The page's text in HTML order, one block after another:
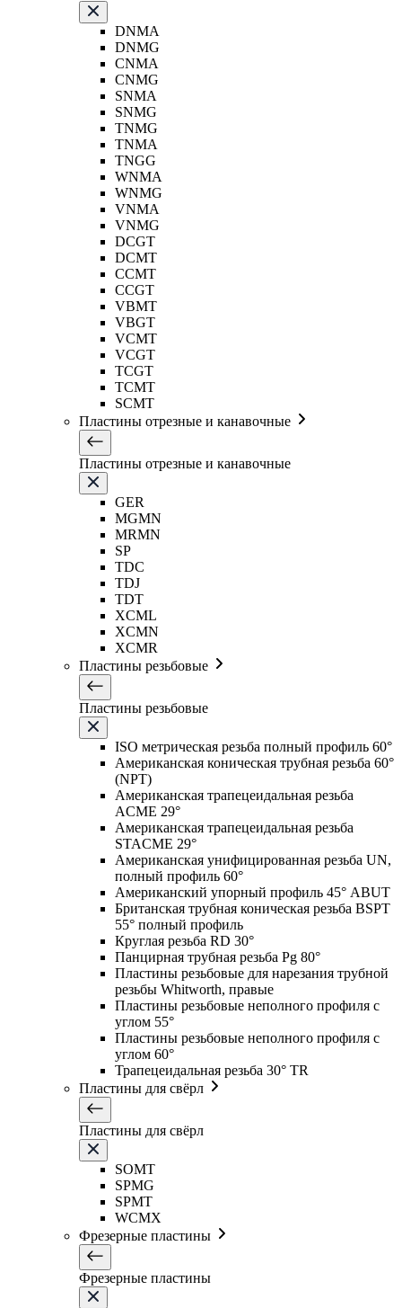
DNMA
DNMG
CNMA
CNMG
SNMA
SNMG
TNMG
TNMA
TNGG
WNMA
WNMG
VNMA
VNMG
DCGT
DCMT
CCMT
CCGT
VBMT
VBGT
VCMT
VCGT
TCGT
TCMT
SCMT
Пластины отрезные и канавочные
Пластины отрезные и канавочные
GER
MGMN
MRMN
SP
TDC
TDJ
TDT
XCML
XCMN
XCMR
Пластины резьбовые
Пластины резьбовые
ISO метрическая резьба полный профиль 60°
Американская коническая трубная резьба 60°
(NPT)
Американская трапецеидальная резьба
ACME 29°
Американская трапецеидальная резьба
STACME 29°
Американская унифицированная резьба UN,
полный профиль 60°
Американский упорный профиль 45° ABUT
Британская трубная коническая резьба BSPT
55° полный профиль
Круглая резьба RD 30°
Панцирная трубная резьба Pg 80°
Пластины резьбовые для нарезания трубной
резьбы Whitworth, правые
Пластины резьбовые неполного профиля с
углом 55°
Пластины резьбовые неполного профиля с
углом 60°
Трапецеидальная резьба 30° TR
Пластины для свёрл
Пластины для свёрл
SOMT
SPMG
SPMT
WCMX
Фрезерные пластины
Фрезерные пластины